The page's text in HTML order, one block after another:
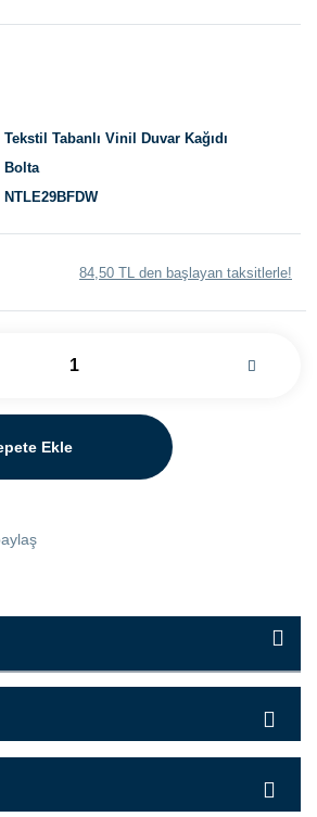
Tekstil Tabanlı Vinil Duvar Kağıdı
Bolta
NTLE29BFDW
84,50 TL den başlayan taksitlerle!
Ekle